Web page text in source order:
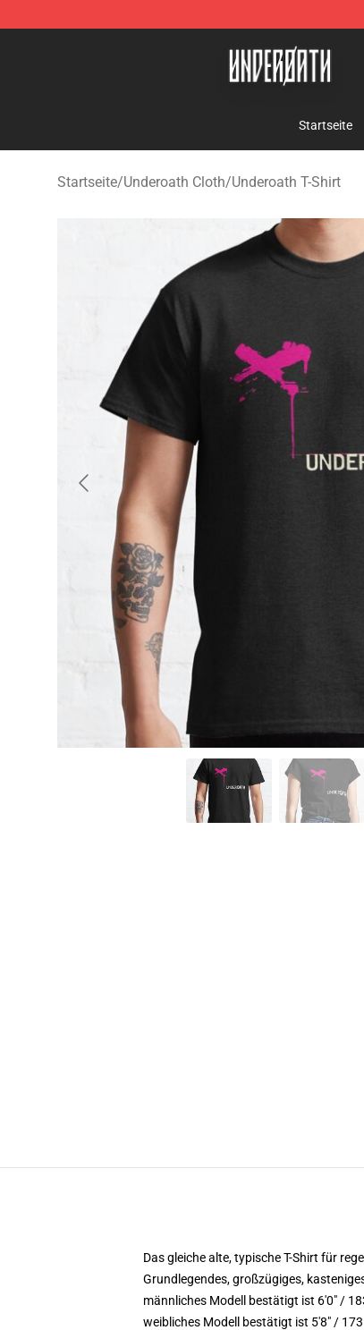
Underoath Store - Official Underoath
Startseite
Startseite/Underoath Cloth/Underoath T-Shirt
Das gleiche alte, typische T-Shirt für
Grundlegendes, großzügiges,
männliches Modell bestätigt ist 6'0" /
weibliches Modell bestätigt ist 5'8" /